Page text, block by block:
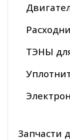
ТЭНЫ
Запчасти